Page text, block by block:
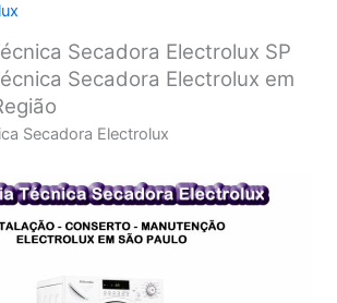
Secadora Electrolux SP
Secadora Electrolux em
Secadora Electrolux